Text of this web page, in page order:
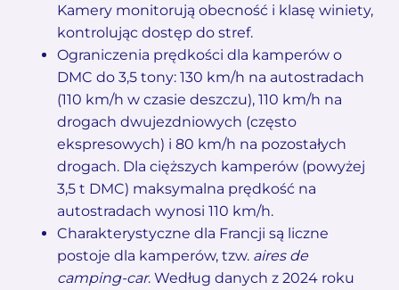
Kamery monitorują obecność i klasę winiety,
kontrolując dostęp do stref.
Ograniczenia prędkości dla kamperów o
DMC do 3,5 tony: 130 km/h na autostradach
(110 km/h w czasie deszczu), 110 km/h na
drogach dwujezdniowych (często
ekspresowych) i 80 km/h na pozostałych
drogach. Dla cięższych kamperów (powyżej
3,5 t DMC) maksymalna prędkość na
autostradach wynosi 110 km/h.
Charakterystyczne dla Francji są liczne
postoje dla kamperów, tzw. aires de
camping-car. Według danych z 2024 roku